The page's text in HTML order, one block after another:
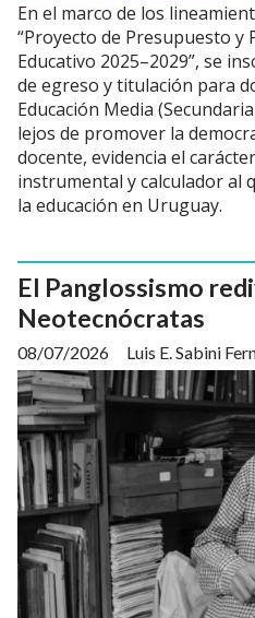
En el marco de los
“Proyecto de Presupuesto y
Educativo 2025–2029”, se
de egreso y titulación para
Educación Media
lejos de promover la
docente, evidencia el
instrumental y calculador al
la educación en Uruguay.
El Panglossismo
Neotecnócratas
Luis E. Sabini
08/07/2026